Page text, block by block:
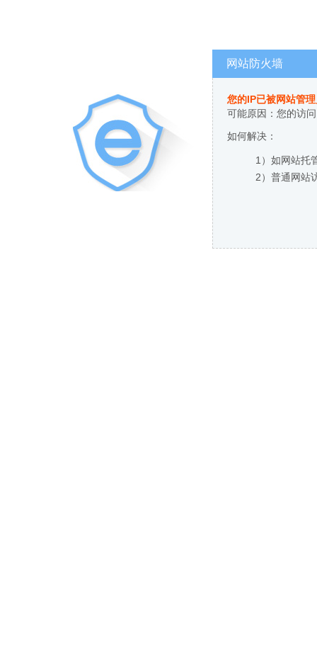
网站防火墙
您的IP已被网站管
可能原因：您的访
如何解决：
1）如网站托
2）普通网站